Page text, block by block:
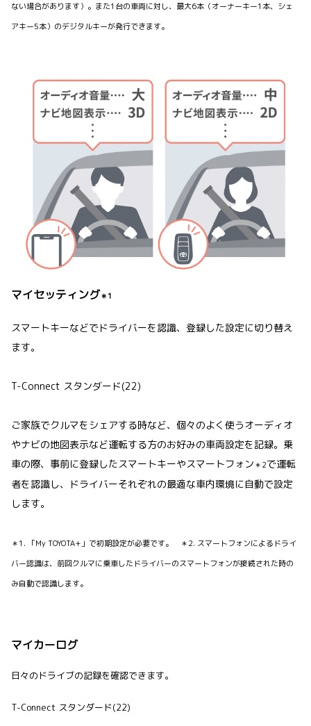
ない場合があります）。また1台の車両に対し、最大6本（オーナーキー1本、シェ
アキー5本）のデジタルキーが発行できます。
マイセッティング＊1
スマートキーなどでドライバーを認識、登録した設定に切り替え
ます。
T-Connect スタンダード(22)
ご家族でクルマをシェアする時など、個々のよく使うオーディオ
やナビの地図表示など運転する方のお好みの車両設定を記録。乗
車の際、事前に登録したスマートキーやスマートフォン＊2で運転
者を認識し、ドライバーそれぞれの最適な車内環境に自動で設定
します。
＊1. 「My TOYOTA+」で初期設定が必要です。 ＊2. スマートフォンによるドライ
バー認識は、前回クルマに乗車したドライバーのスマートフォンが接続された時の
み自動で認識します。
マイカーログ
日々のドライブの記録を確認できます。
T-Connect スタンダード(22)